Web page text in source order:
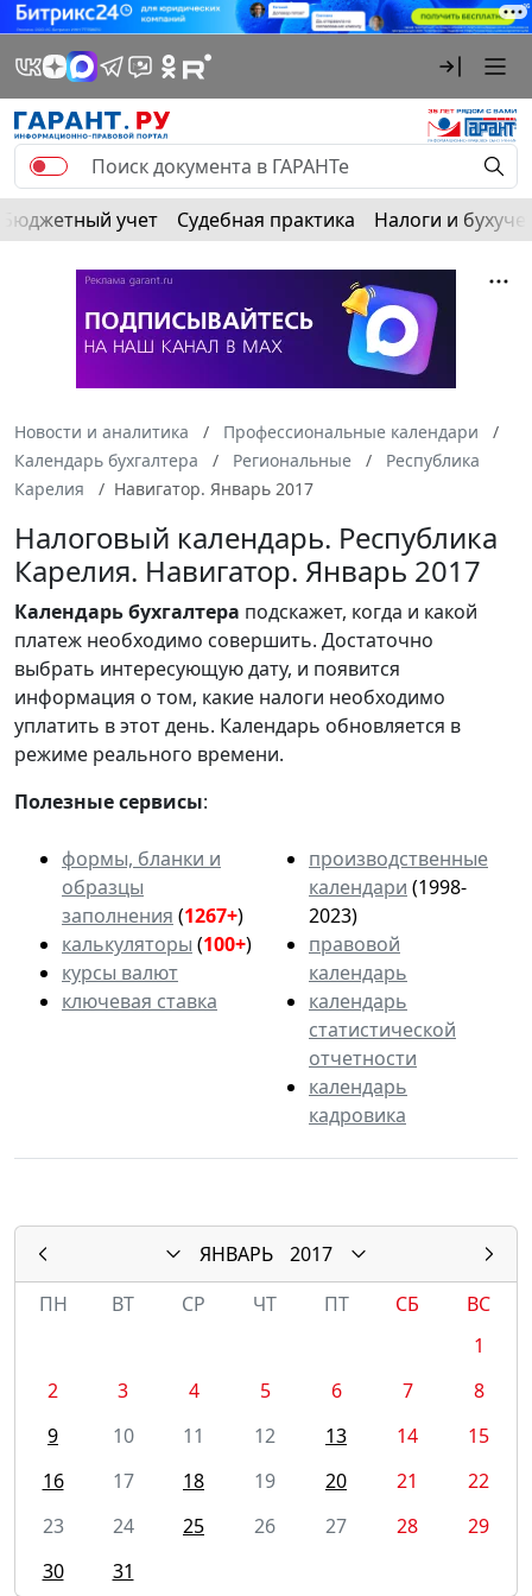
Бюджетный учет Судебная практика Налоги и
Новости и аналитика
Профессиональные календари
Календарь бухгалтера
Региональные
Республика
Карелия
Навигатор. Январь 2017
Налоговый календарь. Республика
Карелия. Навигатор. Январь 2017
Календарьбухгалтера подскажет, когда и какой
платеж необходимо совершить. Достаточно
выбрать интересующую дату, и появится
информация о том, какие налоги необходимо
уплатить в этот день. Календарь обновляется в
режиме реального времени.
Полезные сервисы:
формы, бланки и
образцы
заполнения (1267+)
калькуляторы (100+)
курсы валют
ключевая ставка
производственные
календари (1998-
2023)
правовой
календарь
календарь
статистической
отчетности
календарь
кадровика
ЯНВАРЬ
2017
ПН
ВТ СР ЧТ ПТ СБ
ВС
1
2
3 4 5 6 7
8
9
10 11 12 13 14
15
16
17 18 19 20 21
22
23
24 25 26 27 28
29
30
31